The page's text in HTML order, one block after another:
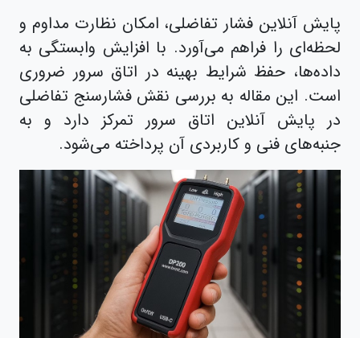
پایش آنلاین فشار تفاضلی، امکان نظارت مداوم و
لحظه‌ای را فراهم می‌آورد. با افزایش وابستگی به
داده‌ها، حفظ شرایط بهینه در اتاق سرور ضروری
است. این مقاله به بررسی نقش فشارسنج تفاضلی
در پایش آنلاین اتاق سرور تمرکز دارد و به
جنبه‌های فنی و کاربردی آن پرداخته می‌شود.